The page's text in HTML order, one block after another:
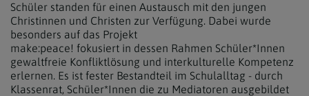
Schüler standen für einen Austausch mit den jungen
Christinnen und Christen zur Verfügung. Dabei wurde
besonders auf das Projekt
make:peace! fokusiert in dessen Rahmen Schüler*Innen
gewaltfreie Konfliktlösung und interkulturelle Kompetenz
erlernen. Es ist fester Bestandteil im Schulalltag - durch
Klassenrat, Schüler*Innen die zu Mediatoren ausgebildet